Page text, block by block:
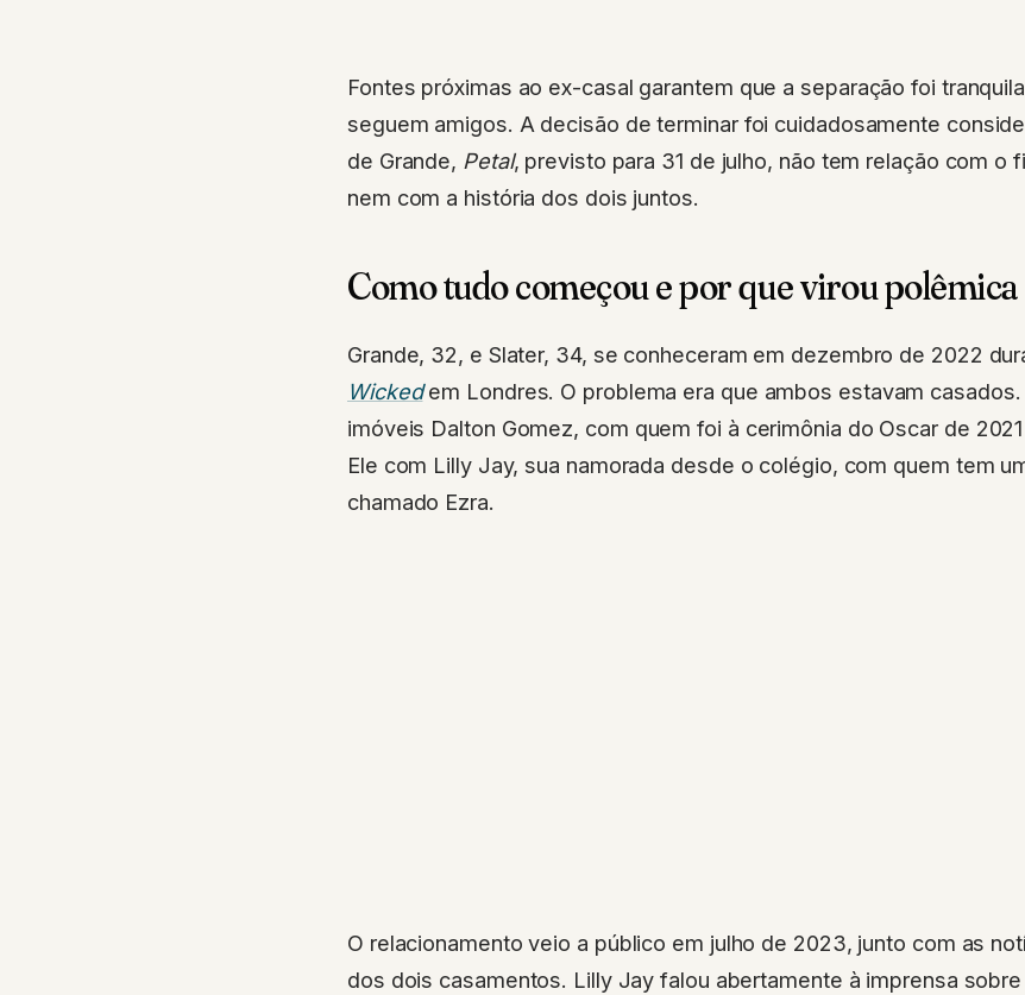
Fontes próximas ao ex-casal garantem que a separação foi
seguem amigos. A decisão de terminar foi cuidadosamente
de Grande, Petal, previsto para 31 de julho, não tem relação com o
nem com a história dos dois juntos.
Como tudo começou e por que virou polêmica
Grande, 32, e Slater, 34, se conheceram em dezembro de 2022
Wickedem Londres. O problema era que ambos estavam
imóveis Dalton Gomez, com quem foi à cerimônia do Oscar de
Ele com Lilly Jay, sua namorada desde o colégio, com quem tem
chamado Ezra.
O relacionamento veio a público em julho de 2023, junto com as
dos dois casamentos. Lilly Jay falou abertamente à imprensa